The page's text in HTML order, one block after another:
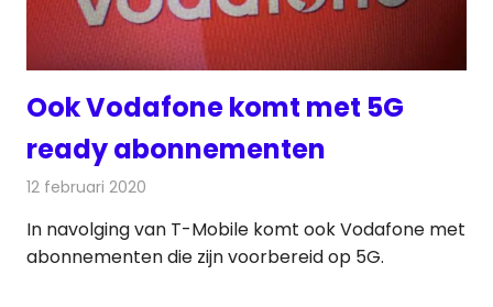
Ook Vodafone komt met 5G
ready abonnementen
12 februari 2020
In navolging van T-Mobile komt ook Vodafone met
abonnementen die zijn voorbereid op 5G.